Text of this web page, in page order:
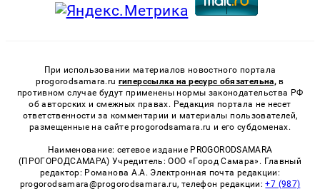
При использовании материалов новостного портала
progorodsamara.ru гиперссылка на ресурс обязательна, в
противном случае будут применены нормы законодательства РФ
об авторских и смежных правах. Редакция портала не несет
ответственности за комментарии и материалы пользователей,
размещенные на сайте progorodsamara.ru и его субдоменах.
Наименование: сетевое издание PROGORODSAMARA
(ПРОГОРОДСАМАРА) Учредитель: ООО «Город Самара». Главный
редактор: Романова А.А. Электронная почта редакции:
progorodsamara@progorodsamara.ru, телефон редакции:+7 (987)